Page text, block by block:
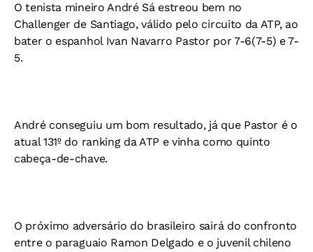
O tenista mineiro André Sá estreou bem no
Challenger de Santiago, válido pelo circuito da ATP, ao
bater o espanhol Ivan Navarro Pastor por 7-6(7-5) e 7-
5.
André conseguiu um bom resultado, já que Pastor é o
atual 131º do ranking da ATP e vinha como quinto
cabeça-de-chave.
O próximo adversário do brasileiro sairá do confronto
entre o paraguaio Ramon Delgado e o juvenil chileno